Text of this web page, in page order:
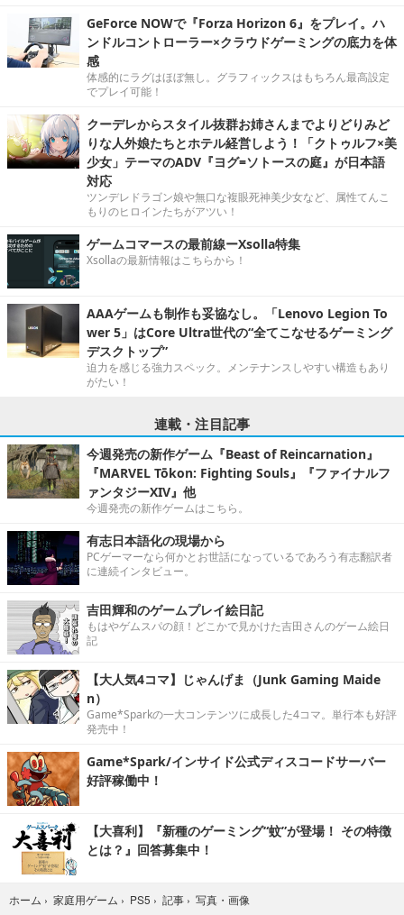
GeForce NOWで『Forza Horizon 6』をプレイ。ハ
ンドルコントローラー×クラウドゲーミングの底力を体
感
体感的にラグはほぼ無し。グラフィックスはもちろん最高設定
でプレイ可能！
クーデレからスタイル抜群お姉さんまでよりどりみど
りな人外娘たちとホテル経営しよう！「クトゥルフ×美
少女」テーマのADV『ヨグ=ソトースの庭』が日本語
対応
ツンデレドラゴン娘や無口な複眼死神美少女など、属性てんこ
もりのヒロインたちがアツい！
ゲームコマースの最前線ーXsolla特集
Xsollaの最新情報はこちらから！
AAAゲームも制作も妥協なし。「Lenovo Legion To
wer 5」はCore Ultra世代の“全てこなせるゲーミング
デスクトップ”
迫力を感じる強力スペック。メンテナンスしやすい構造もあり
がたい！
連載・注目記事
今週発売の新作ゲーム『Beast of Reincarnation』
『MARVEL Tōkon: Fighting Souls』『ファイナルフ
ァンタジーXIV』他
今週発売の新作ゲームはこちら。
有志日本語化の現場から
PCゲーマーなら何かとお世話になっているであろう有志翻訳者
に連続インタビュー。
吉田輝和のゲームプレイ絵日記
もはやゲムスパの顔！どこかで見かけた吉田さんのゲーム絵日
記
【大人気4コマ】じゃんげま（Junk Gaming Maide
n）
Game*Sparkの一大コンテンツに成長した4コマ。単行本も好評
発売中！
Game*Spark/インサイド公式ディスコードサーバー
好評稼働中！
【大喜利】『新種のゲーミング“蚊”が登場！ その特徴
とは？』回答募集中！
ホーム › 家庭用ゲーム › PS5 › 記事 › 写真・画像